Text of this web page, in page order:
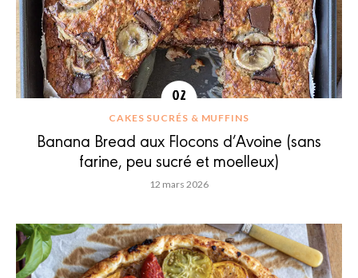
CAKES SUCRÉS & MUFFINS
Banana Bread aux Flocons d’Avoine (sans
farine, peu sucré et moelleux)
12 mars 2026